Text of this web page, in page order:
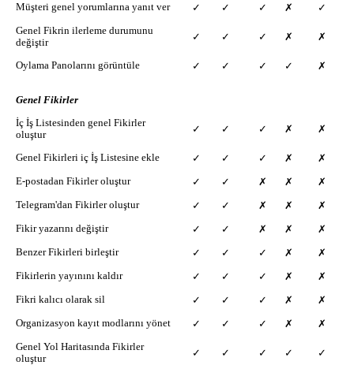
Müşteri genel yorumlarına yanıt ver ✓ ✓ ✓ ✗ ✓
Genel Fikrin ilerleme durumunu
değiştir
✓ ✓ ✓ ✗ ✗
Oylama Panolarını görüntüle ✓ ✓ ✓ ✓ ✗
Genel Fikirler
İç İş Listesinden genel Fikirler
oluştur
✓ ✓ ✓ ✗ ✗
Genel Fikirleri iç İş Listesine ekle ✓ ✓ ✓ ✗ ✗
E-postadan Fikirler oluştur ✓ ✓ ✗ ✗ ✗
Telegram'dan Fikirler oluştur ✓ ✓ ✗ ✗ ✗
Fikir yazarını değiştir ✓ ✓ ✗ ✗ ✗
Benzer Fikirleri birleştir ✓ ✓ ✓ ✗ ✗
Fikirlerin yayınını kaldır ✓ ✓ ✓ ✗ ✗
Fikri kalıcı olarak sil ✓ ✓ ✓ ✗ ✗
Organizasyon kayıt modlarını yönet ✓ ✓ ✓ ✗ ✗
Genel Yol Haritasında Fikirler
oluştur
✓ ✓ ✓ ✓ ✓